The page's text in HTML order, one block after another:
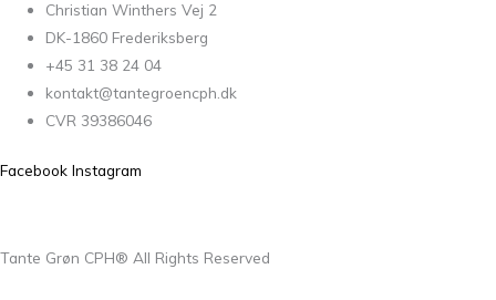
Christian Winthers Vej 2
DK-1860 Frederiksberg
+45 31 38 24 04
kontakt@tantegroencph.dk
CVR 39386046
Facebook Instagram
Tante Grøn CPH® All Rights Reserved